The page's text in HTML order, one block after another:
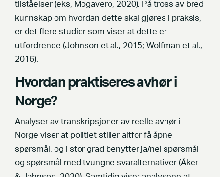
tilståelser (eks, Mogavero, 2020). På tross av bred
kunnskap om hvordan dette skal gjøres i praksis,
er det flere studier som viser at dette er
utfordrende (Johnson et al., 2015; Wolfman et al.,
2016).
Hvordan praktiseres avhør i
Norge?
Analyser av transkripsjoner av reelle avhør i
Norge viser at politiet stiller altfor få åpne
spørsmål, og i stor grad benytter ja/nei spørsmål
og spørsmål med tvungne svaralternativer (Åker